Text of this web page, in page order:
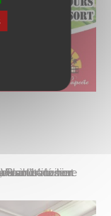
des amoureux. Le cœur sera à…